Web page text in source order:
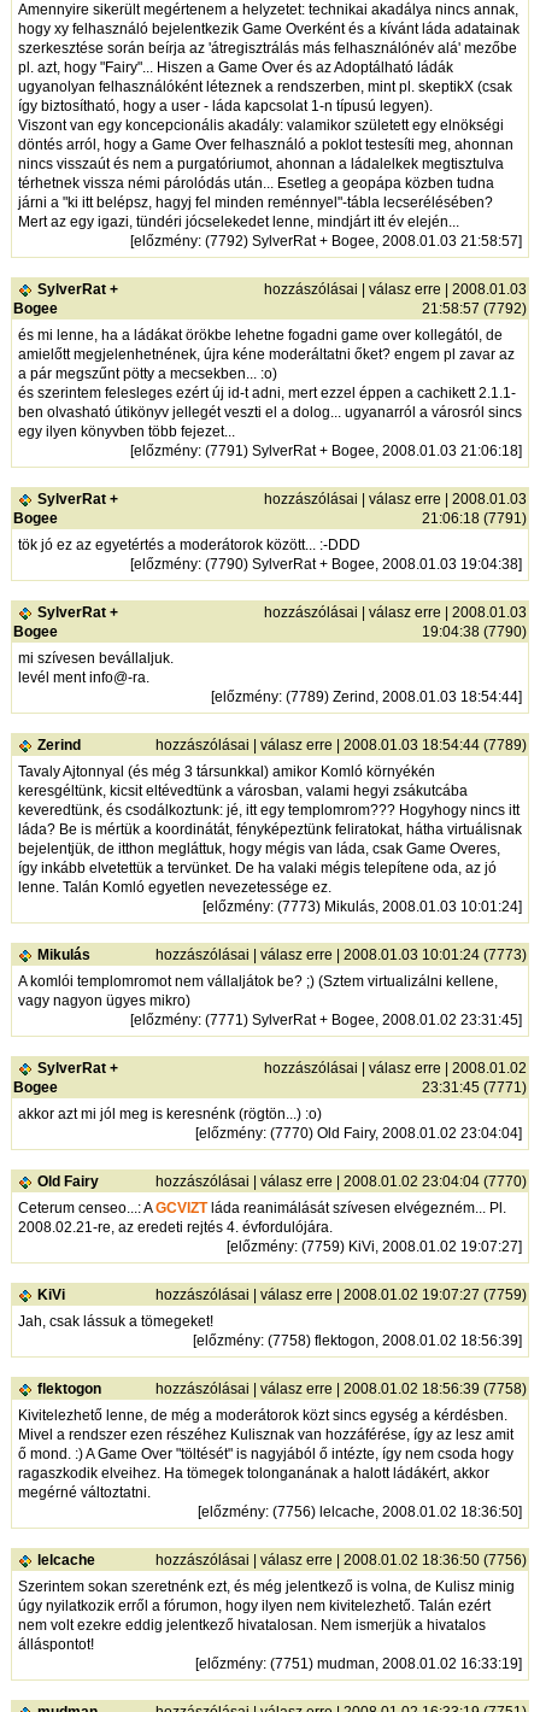
Amennyire sikerült megértenem a helyzetet: technikai akadálya nincs annak,
hogy xy felhasználó bejelentkezik Game Overként és a kívánt láda adatainak
szerkesztése során beírja az 'átregisztrálás más felhasználónév alá' mezőbe
pl. azt, hogy "Fairy"... Hiszen a Game Over és az Adoptálható ládák
ugyanolyan felhasználóként léteznek a rendszerben, mint pl. skeptikX (csak
így biztosítható, hogy a user - láda kapcsolat 1-n típusú legyen).
Viszont van egy koncepcionális akadály: valamikor született egy elnökségi
döntés arról, hogy a Game Over felhasználó a poklot testesíti meg, ahonnan
nincs visszaút és nem a purgatóriumot, ahonnan a ládalelkek megtisztulva
térhetnek vissza némi párolódás után... Esetleg a geopápa közben tudna
járni a "ki itt belépsz, hagyj fel minden reménnyel"-tábla lecserélésében?
Mert az egy igazi, tündéri jócselekedet lenne, mindjárt itt év elején...
[előzmény: (7792) SylverRat + Bogee, 2008.01.03 21:58:57]
SylverRat +
Bogee
hozzászólásai válasz erre | 2008.01.03
21:58:57 (7792)
és mi lenne, ha a ládákat örökbe lehetne fogadni game over kollegától, de
amielőtt megjelenhetnének, újra kéne moderáltatni őket? engem pl zavar az
a pár megszűnt pötty a mecsekben... :o)
és szerintem felesleges ezért új id-t adni, mert ezzel éppen a cachikett 2.1.1-
ben olvasható útikönyv jellegét veszti el a dolog... ugyanarról a városról sincs
egy ilyen könyvben több fejezet...
[előzmény: (7791) SylverRat + Bogee, 2008.01.03 21:06:18]
SylverRat +
Bogee
hozzászólásai válasz erre | 2008.01.03
21:06:18 (7791)
tök jó ez az egyetértés a moderátorok között... :-DDD
[előzmény: (7790) SylverRat + Bogee, 2008.01.03 19:04:38]
SylverRat +
Bogee
hozzászólásai válasz erre | 2008.01.03
19:04:38 (7790)
mi szívesen bevállaljuk.
levél ment info@-ra.
[előzmény: (7789) Zerind, 2008.01.03 18:54:44]
Zerind hozzászólásai válasz erre | 2008.01.03 18:54:44 (7789)
Tavaly Ajtonnyal (és még 3 társunkkal) amikor Komló környékén
keresgéltünk, kicsit eltévedtünk a városban, valami hegyi zsákutcába
keveredtünk, és csodálkoztunk: jé, itt egy templomrom??? Hogyhogy nincs itt
láda? Be is mértük a koordinátát, fényképeztünk feliratokat, hátha virtuálisnak
bejelentjük, de itthon megláttuk, hogy mégis van láda, csak Game Overes,
így inkább elvetettük a tervünket. De ha valaki mégis telepítene oda, az jó
lenne. Talán Komló egyetlen nevezetessége ez.
[előzmény: (7773) Mikulás, 2008.01.03 10:01:24]
Mikulás hozzászólásai válasz erre | 2008.01.03 10:01:24 (7773)
A komlói templomromot nem vállaljátok be? ;) (Sztem virtualizálni kellene,
vagy nagyon ügyes mikro)
[előzmény: (7771) SylverRat + Bogee, 2008.01.02 23:31:45]
SylverRat +
Bogee
hozzászólásai válasz erre | 2008.01.02
23:31:45 (7771)
akkor azt mi jól meg is keresnénk (rögtön...) :o)
[előzmény: (7770) Old Fairy, 2008.01.02 23:04:04]
Old Fairy hozzászólásai válasz erre | 2008.01.02 23:04:04 (7770)
Ceterum censeo...: AGCVIZTláda reanimálását szívesen elvégezném... Pl.
2008.02.21-re, az eredeti rejtés 4. évfordulójára.
[előzmény: (7759) KiVi, 2008.01.02 19:07:27]
KiVi hozzászólásai válasz erre | 2008.01.02 19:07:27 (7759)
Jah, csak lássuk a tömegeket!
[előzmény: (7758) flektogon, 2008.01.02 18:56:39]
flektogon hozzászólásai válasz erre | 2008.01.02 18:56:39 (7758)
Kivitelezhető lenne, de még a moderátorok közt sincs egység a kérdésben.
Mivel a rendszer ezen részéhez Kulisznak van hozzáférése, így az lesz amit
ő mond. :) A Game Over "töltését" is nagyjából ő intézte, így nem csoda hogy
ragaszkodik elveihez. Ha tömegek tolonganának a halott ládákért, akkor
megérné változtatni.
[előzmény: (7756) lelcache, 2008.01.02 18:36:50]
lelcache hozzászólásai válasz erre | 2008.01.02 18:36:50 (7756)
Szerintem sokan szeretnénk ezt, és még jelentkező is volna, de Kulisz minig
úgy nyilatkozik erről a fórumon, hogy ilyen nem kivitelezhető. Talán ezért
nem volt ezekre eddig jelentkező hivatalosan. Nem ismerjük a hivatalos
álláspontot!
[előzmény: (7751) mudman, 2008.01.02 16:33:19]